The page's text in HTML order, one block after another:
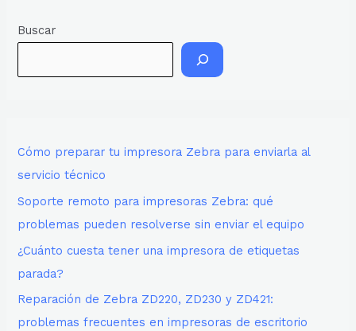
Buscar
Cómo preparar tu impresora Zebra para enviarla al
servicio técnico
Soporte remoto para impresoras Zebra: qué
problemas pueden resolverse sin enviar el equipo
¿Cuánto cuesta tener una impresora de etiquetas
parada?
Reparación de Zebra ZD220, ZD230 y ZD421:
problemas frecuentes en impresoras de escritorio